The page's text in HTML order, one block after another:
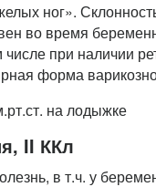
ног».
во время
при наличии
форма
на лодыжке
II ККл
в т.ч. у